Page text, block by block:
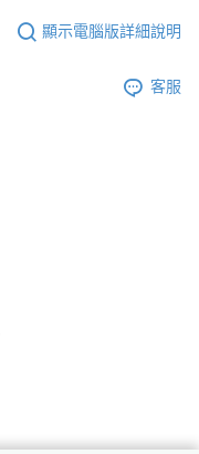
顯示電腦版詳細說明
客服